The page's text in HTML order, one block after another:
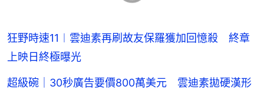
狂野時速11︱雲迪素再刷故友保羅獲加回憶殺 終章
上映日終極曝光
超級碗｜30秒廣告要價800萬美元 雲迪素拋硬漢形